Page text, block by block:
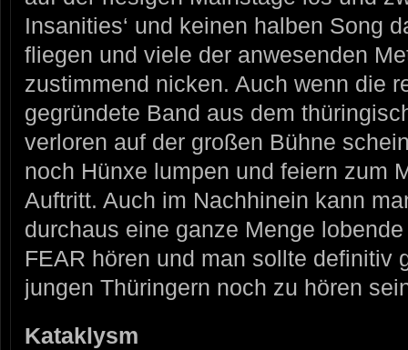
Insanities‘ und keinen halben Song
fliegen und viele der anwesenden
zustimmend nicken. Auch wenn die
gegründete Band aus dem
verloren auf der großen Bühne
noch Hünxe lumpen und feiern zum
Auftritt. Auch im Nachhinein kann
durchaus eine ganze Menge
FEAR hören und man sollte definitiv
jungen Thüringern noch zu hören
Kataklysm